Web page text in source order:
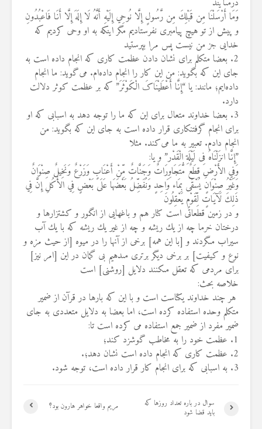
وَمَا أَرْسَلْنَا مِن قَبْلِكَ مِن رَّسُولٍ إِلَّا نُوحِي إِلَيْهِ أَنَّهُ لَا إِلَهَ إِلَّا أَنَا فَاعْبُدُونِ
و پيش از تو هيچ پيامبرى نفرستاديم مگر اينكه به او وحى كرديم كه
خدايى جز من نيست ‏پس مرا بپرستيد
‏2. بعضا متکلم برای نشان دادن عظمت کاری که انجام داده است به
جای این که بگوید: ‏من این کار را انجام داده‌ام. می‌گوید: ما انجام
داده‌ایم؛ مانند: یا “إِنَّا أَعْطَیْنَاکَ الْکَوْثَرَ” که بر ‏عظمت کوثر دلالت
دارد.‏
‏3. بعضا خداوند متعال برای این که ما را توجه دهد به اسبابی که او
برای انجام ‏گرفتنکاری قرار داده است به جای این که بگوید: من
انجام دادم. تعبیر به ما می‌کند. مثلا
‏”إِنَّا انزَلْنَاهُ فِی لَیْلَةِ الْقَدْر” و یا:‏
وَفِي الأَرْضِ قِطَعٌ مُّتَجَاوِرَاتٌ وَجَنَّاتٌ مِّنْ أَعْنَابٍ وَزَرْعٌ وَنَخِيلٌ صِنْوَانٌ
وَغَيْرُ صِنْوَانٍ يُسْقَى ‏بِمَاء وَاحِدٍ وَنُفَضِّلُ بَعْضَهَا عَلَى بَعْضٍ فِي الأُكُلِ إِنَّ فِي
ذَلِكَ لَآيَاتٍ لِّقَوْمٍ يَعْقِلُونَ ‏
و در زمين قطعاتى است كنار هم و باغهايى از انگور و كشتزارها و
درختان خرما چه از ‏يك ريشه و چه از غير يك ريشه كه با يك آب
سيراب مى‏گردند و [با اين همه] برخى از ‏آنها را در ميوه [از حيث مزه و
نوع و كيفيت] بر برخى ديگر برترى مى‏دهيم بى گمان در ‏اين [امر نيز]
براى مردمى كه تعقل مى‏كنند دلايل [روشنى] است ‏
خلاصه بحث:‏
‏ هر چند خداوند یکتاست است و با این که بارها در قرآن از ضمیر
متکلم وحده استفاده ‏کرده است، اما بعضا به دلایل متعددی به جای
ضمیر مفرد از ضمیر جمع استفاده می ‏کرده است تا: ‏
مریم واقعا خواهر هارون بود؟ ‏ سوال در باره تعداد روزها که
باید قضا شود